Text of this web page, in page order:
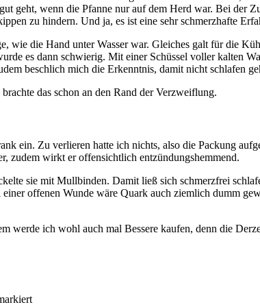
geht, wenn die Pfanne nur auf dem Herd war. Bei der
zu hindern. Und ja, es ist eine sehr schmerzhafte
die Hand unter Wasser war. Gleiches galt für die
es dann schwierig. Mit einer Schüssel voller kalten
beschlich mich die Erkenntnis, damit nicht schlafen
das schon an den Rand der Verzweiflung.
ein. Zu verlieren hatte ich nichts, also die Packung
zudem wirkt er offensichtlich entzündungshemmend.
sie mit Mullbinden. Damit ließ sich schmerzfrei
offenen Wunde wäre Quark auch ziemlich dumm
werde ich wohl auch mal Bessere kaufen, denn die